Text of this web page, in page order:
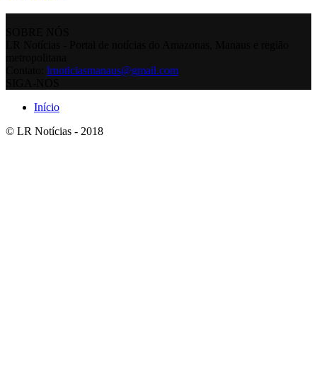
lrnoticiasmanaus@gmail.com
Início
© LR Notícias - 2018